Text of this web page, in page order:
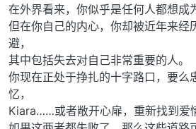
在外界看来，你似乎是任何人都想成
但在你自己的内心，你却被近年来经
避，
其中包括失去对自己非常重要的人。
你现在正处于挣扎的十字路口，要么
忆，
Kiara……或者敞开心扉，重新找到爱